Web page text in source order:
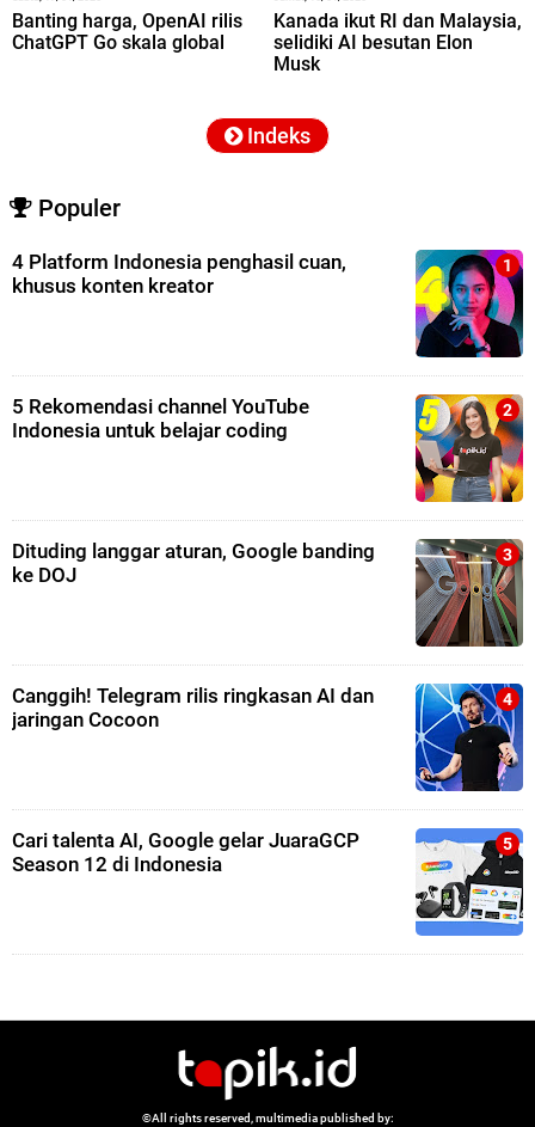
Banting harga, OpenAI rilis
ChatGPT Go skala global
Kanada ikut RI dan Malaysia,
selidiki AI besutan Elon
Musk
Indeks
Populer
4 Platform Indonesia penghasil cuan,
khusus konten kreator
5 Rekomendasi channel YouTube
Indonesia untuk belajar coding
Dituding langgar aturan, Google banding
ke DOJ
Canggih! Telegram rilis ringkasan AI dan
jaringan Cocoon
Cari talenta AI, Google gelar JuaraGCP
Season 12 di Indonesia
©All rights reserved, multimedia published by: